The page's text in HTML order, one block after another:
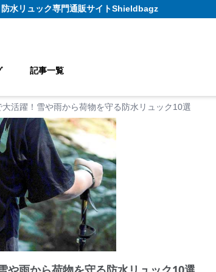
防水リュック専門通販サイトShieldbagz
記事一覧
活躍！雪や雨から荷物を守る防水リュック10選